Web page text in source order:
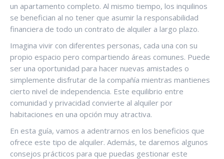
un apartamento completo. Al mismo tiempo, los inquilinos
se benefician al no tener que asumir la responsabilidad
financiera de todo un contrato de alquiler a largo plazo.
Imagina vivir con diferentes personas, cada una con su
propio espacio pero compartiendo áreas comunes. Puede
ser una oportunidad para hacer nuevas amistades o
simplemente disfrutar de la compañía mientras mantienes
cierto nivel de independencia. Este equilibrio entre
comunidad y privacidad convierte al alquiler por
habitaciones en una opción muy atractiva.
En esta guía, vamos a adentrarnos en los beneficios que
ofrece este tipo de alquiler. Además, te daremos algunos
consejos prácticos para que puedas gestionar este